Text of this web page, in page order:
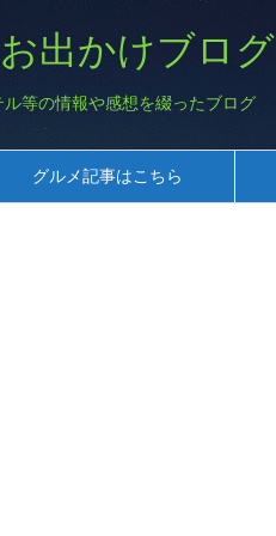
出かけブログ
等の情報や感想を綴ったブログ
グルメ記事はこちら